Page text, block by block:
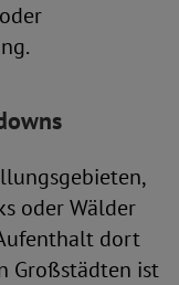
oder Wälder
dort
Großstädten ist